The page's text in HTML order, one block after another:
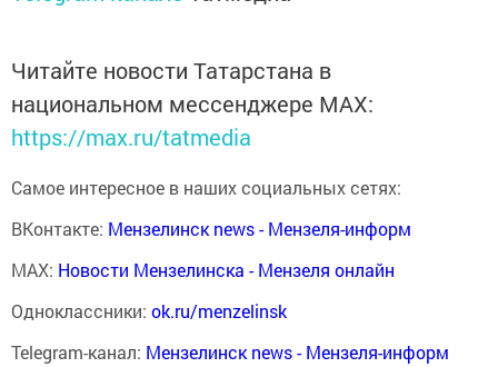
Читайте новости Татарстана в
национальном мессенджере MАХ:
https://max.ru/tatmedia
Самое интересное в наших социальных сетях:
ВКонтакте: Мензелинск news - Мензеля-информ
MAX: Новости Мензелинска - Мензеля онлайн
Одноклассники: ok.ru/menzelinsk
Telegram-канал: Мензелинск news - Мензеля-информ